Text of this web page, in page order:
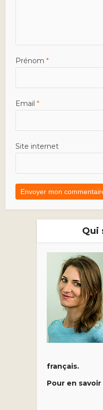
Prénom*
Email*
Site internet
Qui
français.
Pour en